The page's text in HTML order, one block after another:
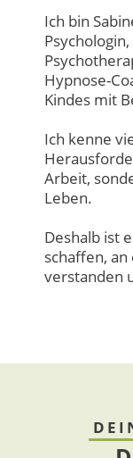
Ich bin
Hypnose-
Kindes mit
Ich kenne
Arbeit,
Leben.
Deshalb ist
schaffen,
verstanden